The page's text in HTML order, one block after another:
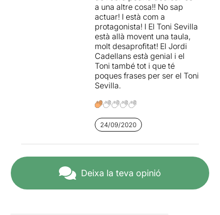
a una altre cosa!! No sap
actuar! I està com a
protagonista! I El Toni Sevilla
està allà movent una taula,
molt desaprofitat! El Jordi
Cadellans està genial i el
Toni també tot i que té
poques frases per ser el Toni
Sevilla.
24/09/2020
Deixa la teva opinió